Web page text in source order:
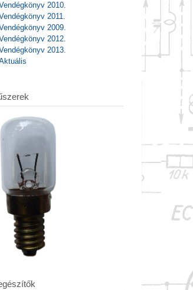
2010.
2011.
2009.
2012.
2013.